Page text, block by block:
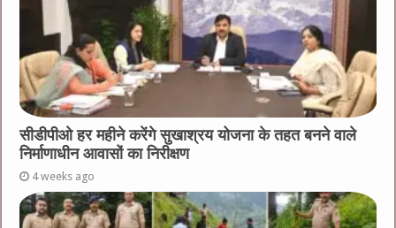
सीडीपीओ हर महीने करेंगे सुखाश्रय योजना के तहत बनने वाले
निर्माणाधीन आवासों का निरीक्षण
4 weeks ago